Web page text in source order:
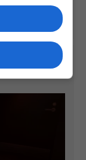
para agosto